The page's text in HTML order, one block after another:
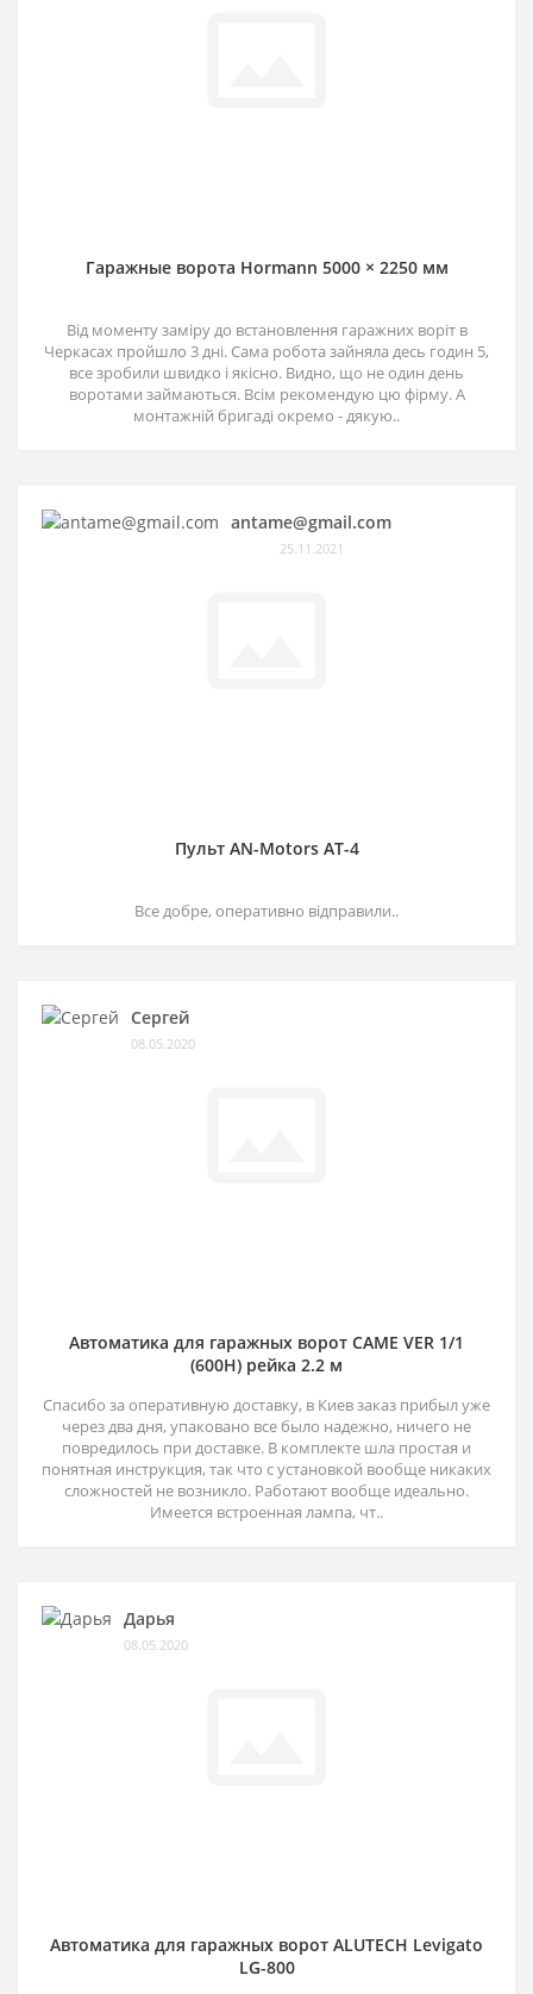
Гаражные ворота Hormann 5000 × 2250 мм
Від моменту заміру до встановлення гаражних воріт в
Черкасах пройшло 3 дні. Сама робота зайняла десь годин 5,
все зробили швидко і якісно. Видно, що не один день
воротами займаються. Всім рекомендую цю фірму. А
монтажній бригаді окремо - дякую..
antame@gmail.com
25.11.2021
Пульт AN-Motors AT-4
Все добре, оперативно відправили..
Сергей
08.05.2020
Автоматика для гаражных ворот CAME VER 1/1
(600H) рейка 2.2 м
Спасибо за оперативную доставку, в Киев заказ прибыл уже
через два дня, упаковано все было надежно, ничего не
повредилось при доставке. В комплекте шла простая и
понятная инструкция, так что с установкой вообще никаких
сложностей не возникло. Работают вообще идеально.
Имеется встроенная лампа, чт..
Дарья
08.05.2020
Автоматика для гаражных ворот ALUTECH Levigato
LG-800